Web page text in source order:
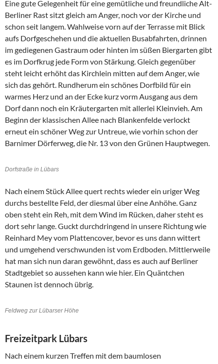
Eine gute Gelegenheit für eine gemütliche und freundliche Alt-
Berliner Rast sitzt gleich am Anger, noch vor der Kirche und
schon seit langem. Wahlweise vorn auf der Terrasse mit Blick
aufs Dorfgeschehen und die aktuellen Busabfahrten, drinnen
im gediegenen Gastraum oder hinten im süßen Biergarten gibt
es im Dorfkrug jede Form von Stärkung. Gleich gegenüber
steht leicht erhöht das Kirchlein mitten auf dem Anger, wie
sich das gehört. Rundherum ein schönes Dorfbild für ein
warmes Herz und an der Ecke kurz vorm Ausgang aus dem
Dorf dann noch ein Kräutergarten mit allerlei Kleinvieh. Am
Beginn der klassischen Allee nach Blankenfelde verlockt
erneut ein schöner Weg zur Untreue, wie vorhin schon der
Barnimer Dörferweg, die Nr. 13 von den Grünen Hauptwegen.
Dorfstraße in Lübars
Nach einem Stück Allee quert rechts wieder ein uriger Weg
durchs bestellte Feld, der diesmal über eine Anhöhe. Ganz
oben steht ein Reh, mit dem Wind im Rücken, daher steht es
dort sehr lange. Guckt durchdringend in unsere Richtung wie
Reinhard Mey vom Plattencover, bevor es uns dann wittert
und umgehend verschwunden ist vom Erdboden. Mittlerweile
hat man sich nun daran gewöhnt, dass es auch auf Berliner
Stadtgebiet so aussehen kann wie hier. Ein Quäntchen
Staunen ist dennoch übrig.
Feldweg zur Lübarser Höhe
Freizeitpark Lübars
Nach einem kurzen Treffen mit dem baumlosen